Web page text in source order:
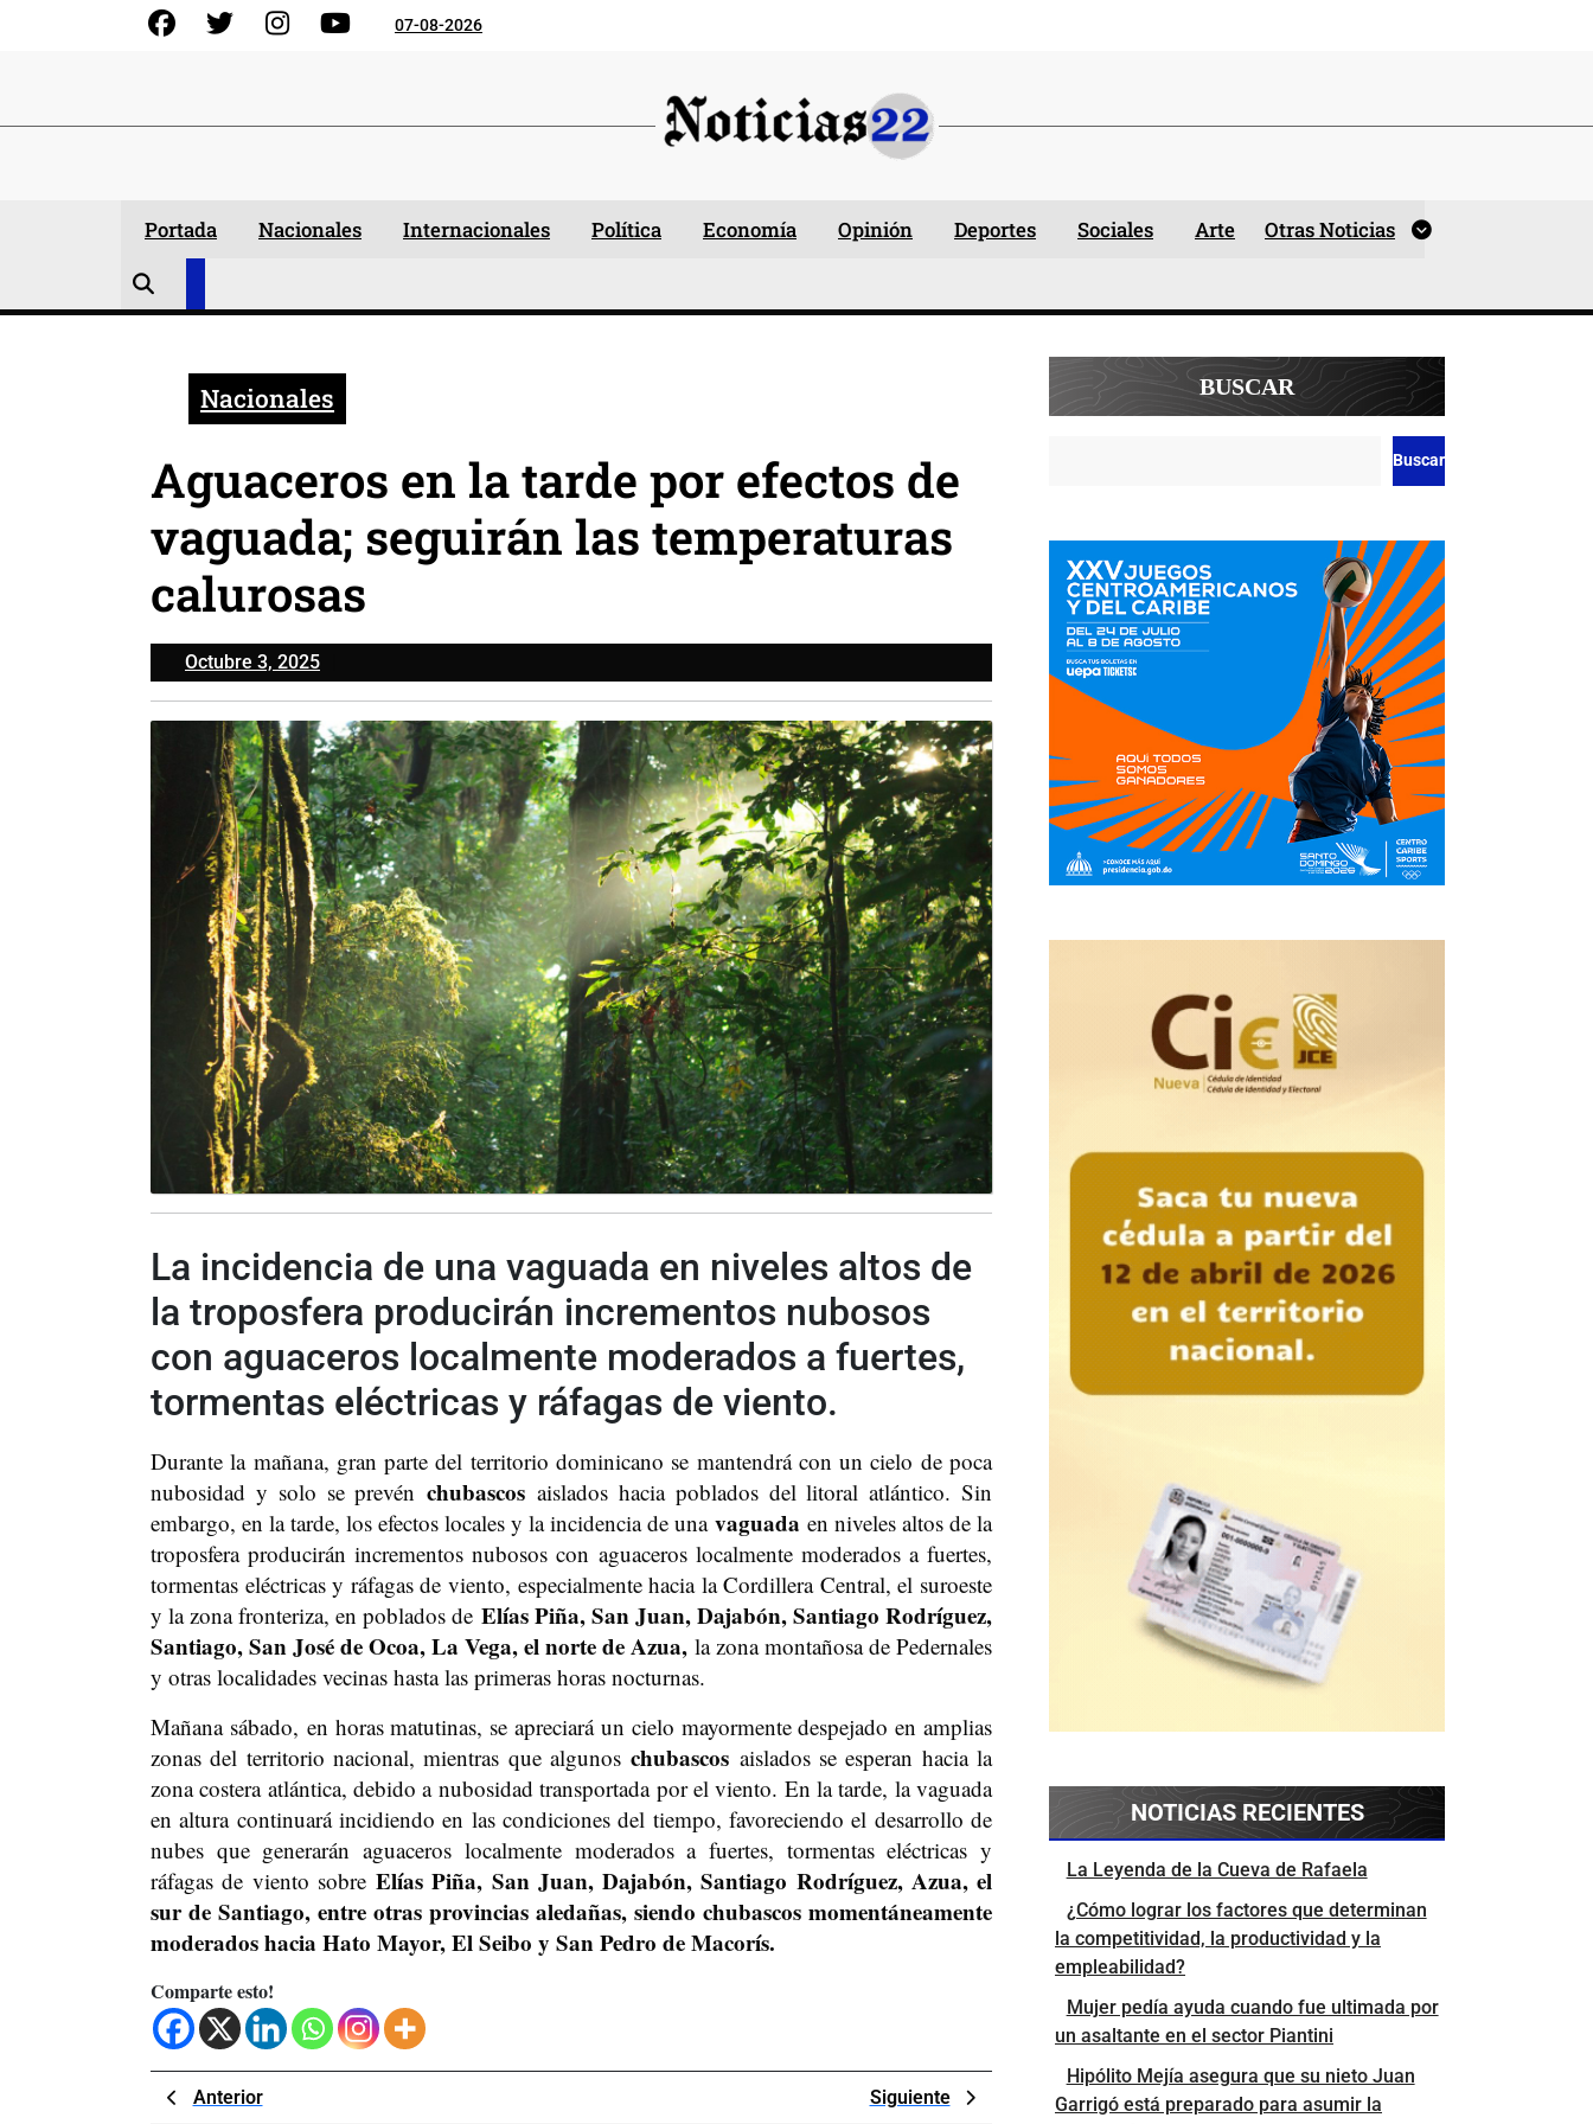
FacebookGorjeo InstagramYouTube07-08-2026
Portada Nacionales Internacionales Política Economía Opinión Deportes Sociales Arte Otras Noticias
Nacionales
Aguaceros en la tarde por efectos de
vaguada; seguirán las temperaturas
calurosas
Octubre 3, 2025Octubre
3,
2025
La incidencia de una vaguada en niveles altos de
la troposfera producirán incrementos nubosos
con aguaceros localmente moderados a fuertes,
tormentas eléctricas y ráfagas de viento.
Durante la mañana, gran parte del territorio dominicano se mantendrá con un cielo de poca
nubosidad y solo se prevénchubascos aislados hacia poblados del litoral atlántico. Sin
embargo, en la tarde, los efectos locales y la incidencia de una vaguada en niveles altos de la
troposfera producirán incrementos nubosos con aguaceros localmente moderados a fuertes,
tormentas eléctricas y ráfagas de viento, especialmente hacia la Cordillera Central, el suroeste
y la zona fronteriza, en poblados de Elías Piña, San Juan, Dajabón, Santiago Rodríguez,
Santiago, San José de Ocoa, La Vega, el norte de Azua, la zona montañosa de Pedernales
y otras localidades vecinas hasta las primeras horas nocturnas.
Mañana sábado, en horas matutinas, se apreciará un cielo mayormente despejado en amplias
zonas del territorio nacional, mientras que algunoschubascos aislados se esperan hacia la
zona costera atlántica, debido a nubosidad transportada por el viento. En la tarde, la vaguada
en altura continuará incidiendo en las condiciones del tiempo, favoreciendo el desarrollo de
nubes que generarán aguaceros localmente moderados a fuertes, tormentas eléctricas y
ráfagas de viento sobreElías Piña, San Juan, Dajabón, Santiago Rodríguez, Azua, el
sur de Santiago, entre otras provincias aledañas, siendo chubascos momentáneamente
moderados hacia Hato Mayor, El Seibo y San Pedro de Macorís.
Comparte esto!
Navegación
AnteriorPrevious
Siguiente
BUSCAR
Buscar
NOTICIAS RECIENTES
La Leyenda de la Cueva de Rafaela
¿Cómo lograr los factores que determinan
la competitividad, la productividad y la
empleabilidad?
Mujer pedía ayuda cuando fue ultimada por
un asaltante en el sector Piantini
Hipólito Mejía asegura que su nieto Juan
Garrigó está preparado para asumir la